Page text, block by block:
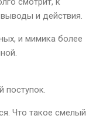
и действия.
и мимика более
Что такое смелый